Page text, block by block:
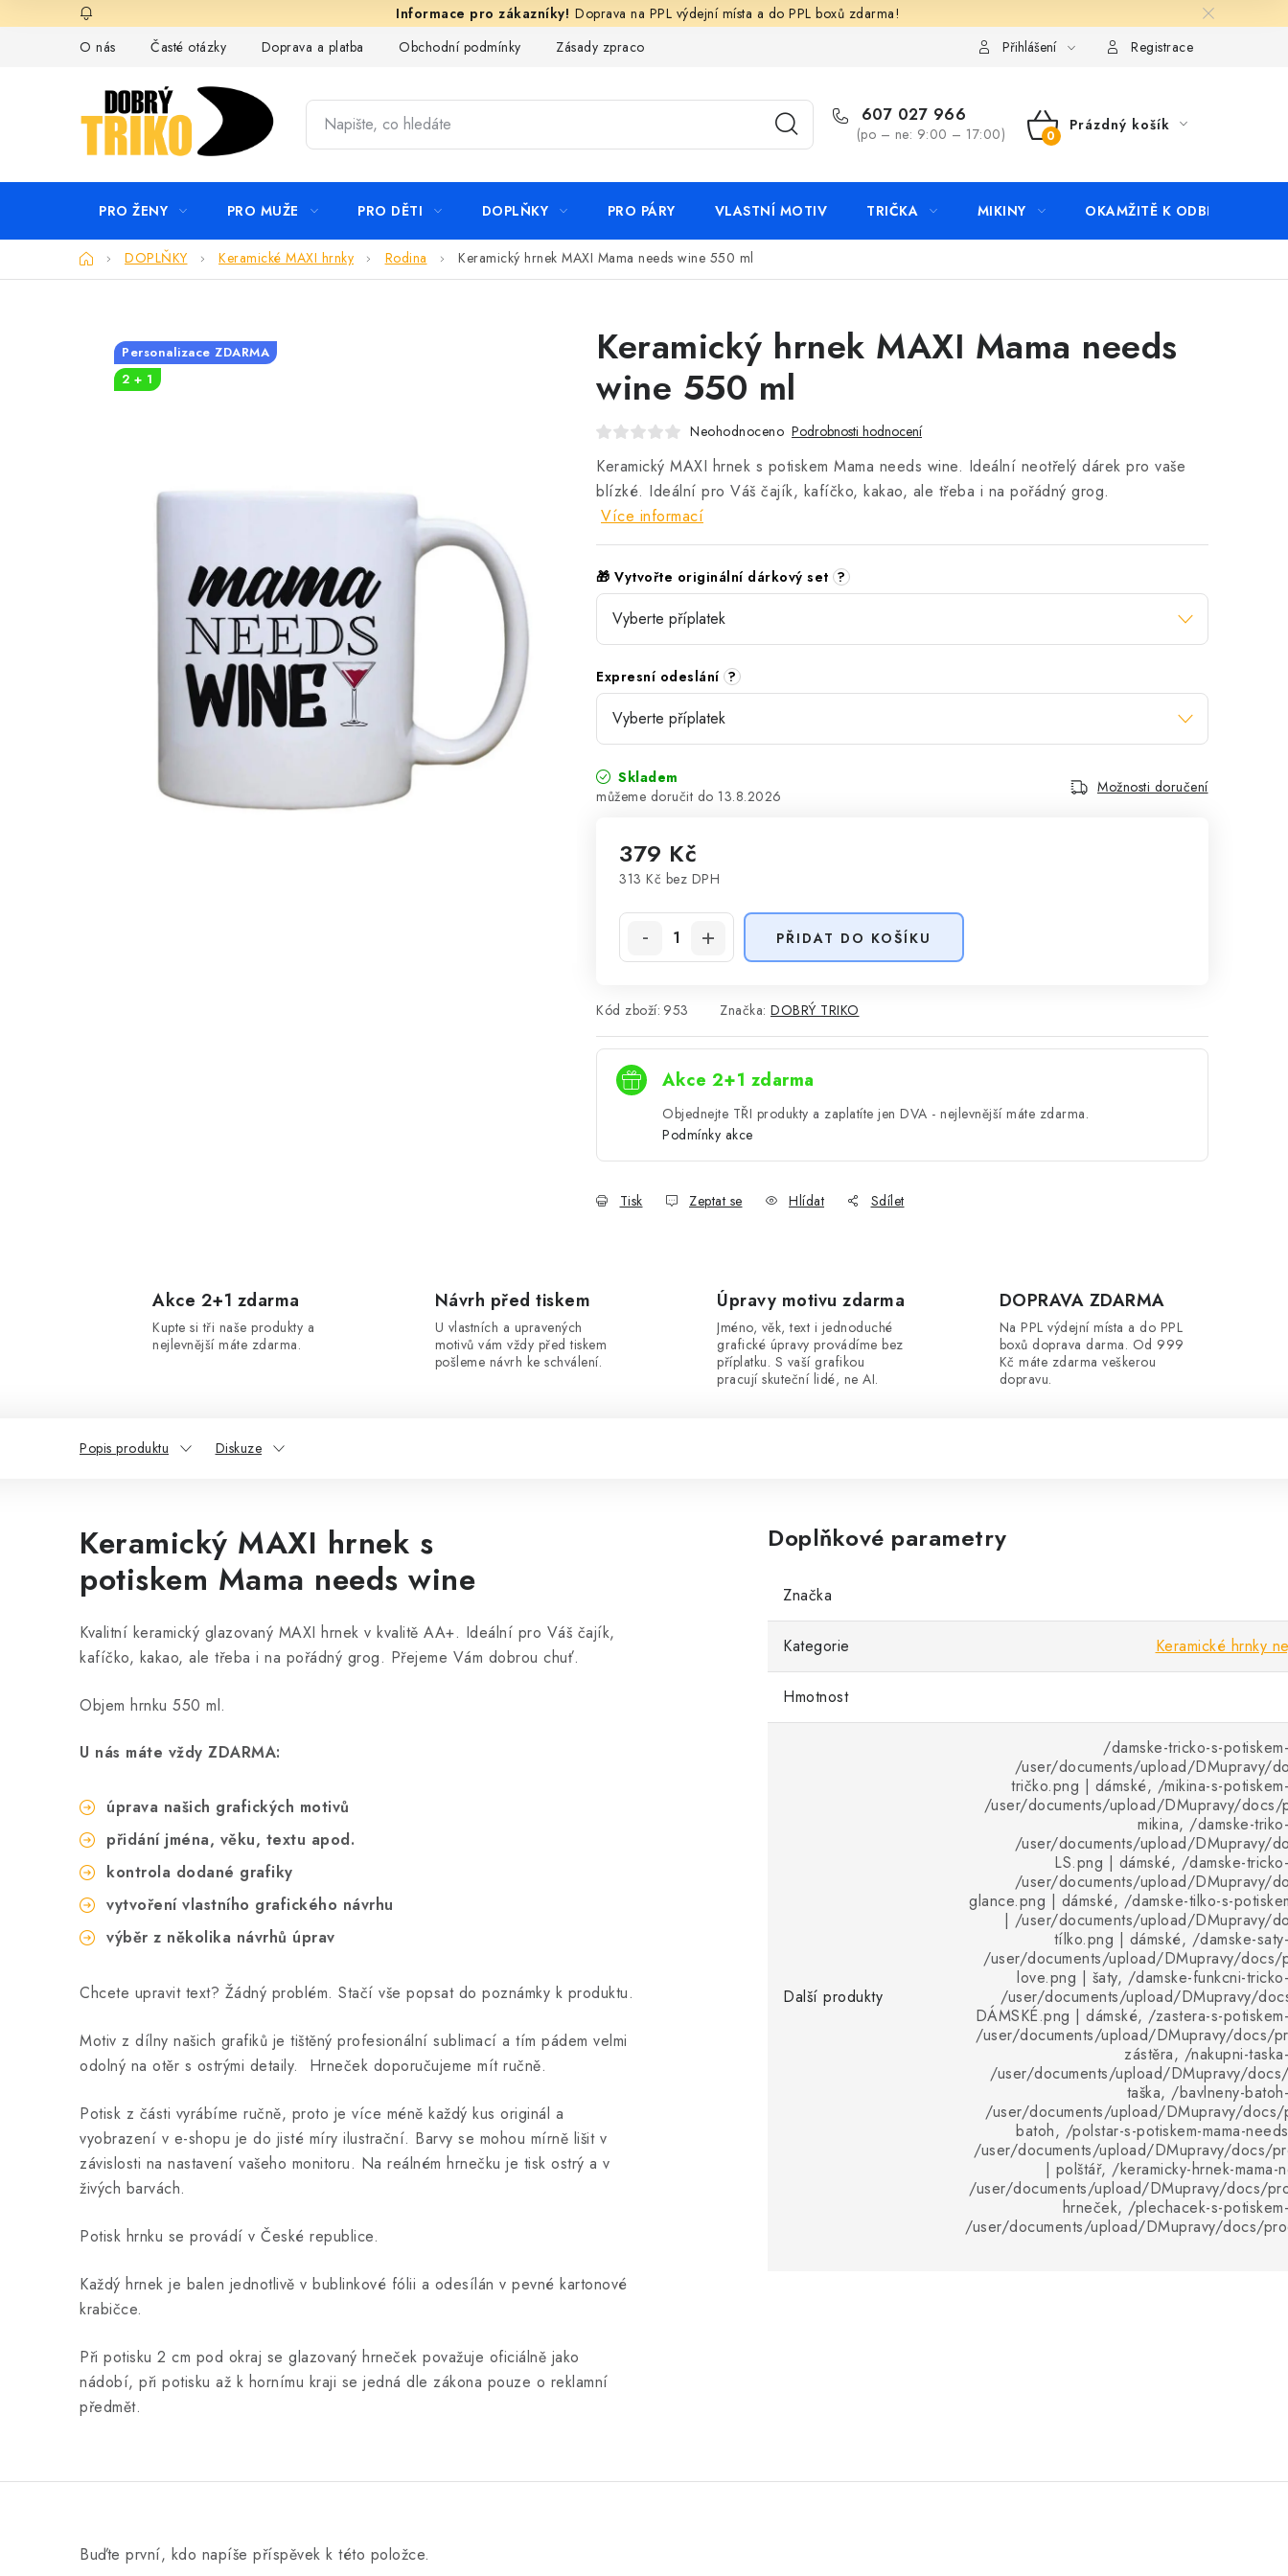
na
Doprava na PPL výdejní místa a do PPL boxů zdarma!
O nás
Časté otázky Doprava a platba Obchodní podmínky Zásady zpracování ochrany osobních údajů KontaktyPřihlášení Registrace
607 027 966
(po – ne: 9:00 – 17:00)
NÁKUPNÍ
Prázdný košík
PRO ŽENY PRO MUŽE PRO DĚTI DOPLŇKY PRO PÁRY VLASTNÍ MOTIV TRIČKA MIKINY OKAMŽITĚ K ODBĚRU
DomůDOPLŇKY Keramické MAXI hrnky Rodina Keramický hrnek MAXI Mama needs wine 550 ml
Keramický hrnek MAXI Mama needs
wine 550 ml
Neohodnoceno Podrobnosti hodnocení
Keramický MAXI hrnek s potiskem Mama needs wine. Ideální neotřelý dárek pro vaše
blízké. Ideální pro Váš čajík, kafíčko, kakao, ale třeba i na pořádný grog.
Více informací
🎁 Vytvořte originální dárkový set ?
Expresní odeslání ?
Skladem
13.8.2026
Možnosti doručení
379 Kč
313 Kč bez DPH
PŘIDAT DO KOŠÍKU
Kód zboží: 953 Značka: DOBRÝ TRIKO
Akce 2+1 zdarma
Objednejte TŘI produkty a zaplatíte jen DVA - nejlevnější máte zdarma.
Podmínky akce
Tisk Zeptat se Hlídat Sdílet
Personalizace ZDARMA
2 + 1
Akce 2+1 zdarma
Kupte si tři naše produkty a
nejlevnější máte zdarma.
Návrh před tiskem
U vlastních a upravených
motivů vám vždy před tiskem
pošleme návrh ke schválení.
Úpravy motivu zdarma
Jméno, věk, text i jednoduché
grafické úpravy provádíme bez
příplatku. S vaší grafikou
pracují skuteční lidé, ne AI.
DOPRAVA ZDARMA
Na PPL výdejní místa a do PPL
boxů doprava darma. Od 999
Kč máte zdarma veškerou
dopravu.
Popis produktu Diskuze
Keramický MAXI hrnek s
potiskem Mama needs wine
Kvalitní keramický glazovaný MAXI hrnek v kvalitě AA+. Ideální pro Váš čajík,
kafíčko, kakao, ale třeba i na pořádný grog. Přejeme Vám dobrou chuť.
Objem hrnku 550 ml.
U nás máte vždy ZDARMA:
úprava našich grafických motivů
přidání jména, věku, textu apod.
kontrola dodané grafiky
vytvoření vlastního grafického návrhu
výběr z několika návrhů úprav
Chcete upravit text? Žádný problém. Stačí vše popsat do poznámky k produktu.
Motiv z dílny našich grafiků je tištěný profesionální sublimací a tím pádem velmi
odolný na otěr s ostrými detaily. Hrneček doporučujeme mít ručně.
Potisk z části vyrábíme ručně, proto je více méně každý kus originál a
vyobrazení v e-shopu je do jisté míry ilustrační. Barvy se mohou mírně lišit v
závislosti na nastavení vašeho monitoru. Na reálném hrnečku je tisk ostrý a v
živých barvách.
Potisk hrnku se provádí v České republice.
Každý hrnek je balen jednotlivě v bublinkové fólii a odesílán v pevné kartonové
krabičce.
Při potisku 2 cm pod okraj se glazovaný hrneček považuje oficiálně jako
nádobí, při potisku až k hornímu kraji se jedná dle zákona pouze o reklamní
předmět.
Doplňkové parametry
Značka
Kategorie Keramické hrnky
Hmotnost
Další produkty
/damske-tricko-s-
/user/documents/upload/DMupravy/
tričko.png | dámské, /mikina-s-
/user/documents/upload/DMupravy/docs/
mikina, /damske-
/user/documents/upload/DMupravy/
LS.png | dámské, /damske-
/user/documents/upload/DMupravy/
glance.png | dámské, /damske-tilko-s-
| /user/documents/upload/DMupravy/
tílko.png | dámské, /damske-
/user/documents/upload/DMupravy/docs/
love.png | šaty, /damske-funkcni-
/user/documents/upload/DMupravy/
DÁMSKÉ.png | dámské, /zastera-s-
/user/documents/upload/DMupravy/docs/
zástěra, /nakupni-
/user/documents/upload/DMupravy/
taška, /bavlneny-
/user/documents/upload/DMupravy/
batoh, /polstar-s-potiskem-mama-
/user/documents/upload/DMupravy/docs/
| polštář, /keramicky-hrnek-
/user/documents/upload/DMupravy/docs/
hrneček, /plechacek-s-
/user/documents/upload/DMupravy/docs/
Buďte první, kdo napíše příspěvek k této položce.